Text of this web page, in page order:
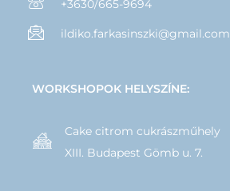
+3630/665-9694
ildiko.farkasinszki@gmail.com
WORKSHOPOK HELYSZÍNE:
Cake citrom cukrászműhely
XIII. Budapest Gömb u. 7.